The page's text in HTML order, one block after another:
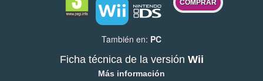
COMPRAR
También en: PC
Ficha técnica de la versión Wii
Más información